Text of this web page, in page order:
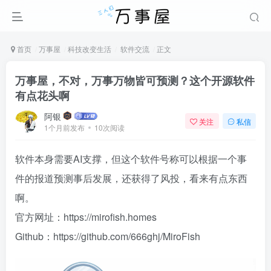
首页 万事屋 科技改变生活 软件交流 正文
万事屋，不对，万事万物皆可预测？这个开源软件
有点花头啊
阿银
1个月前发布 10次阅读
关注 私信
软件本身需要AI支撑，但这个软件号称可以根据一个事
件的报道预测事后发展，还获得了风投，看来有点东西
啊。
官方网址：https://mirofish.homes
Github：https://github.com/666ghj/MiroFish